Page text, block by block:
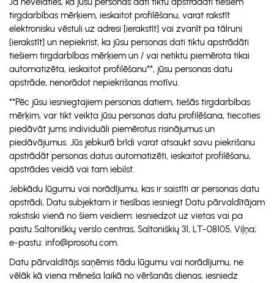
tirgdarbības mērķiem, ieskaitot profilēšanu, varat rakstīt
elektronisku vēstuli uz adresi [ierakstīt] vai zvanīt pa tālruni
[ierakstīt] un nepiekrist, ka jūsu personas dati tiktu apstrādāti
tiešiem tirgdarbības mērķiem un / vai netiktu piemērota tikai
automatizēta, ieskaitot profilēšanu**, jūsu personas datu
apstrāde, nenorādot nepiekrišanas motīvu.
**Pēc jūsu iesniegtajiem personas datiem, tiešās tirgdarbības
mērķim, var tikt veikta jūsu personas datu profilēšana, tiecoties
piedāvāt jums individuāli piemērotus risinājumus un
piedāvājumus. Jūs jebkurā brīdi varat atsaukt savu piekrišanu
apstrādāt personas datus automatizēti, ieskaitot profilēšanu,
apstrādes veidā vai tam iebilst.
Jebkādu lūgumu vai norādījumu, kas ir saistīti ar personas datu
apstrādi, Datu subjektam ir tiesības iesniegt Datu pārvaldītājam
rakstiski vienā no šiem veidiem: iesniedzot uz vietas vai pa
pastu Saltoniškių verslo centras, Saltoniškių 31, LT-08105, Viļņa;
e-pastu: info@prosotu.com.
Datu pārvaldītājs saņēmis tādu lūgumu vai norādījumu, ne
vēlāk kā viena mēneša laikā no vēršanās dienas, iesniedz